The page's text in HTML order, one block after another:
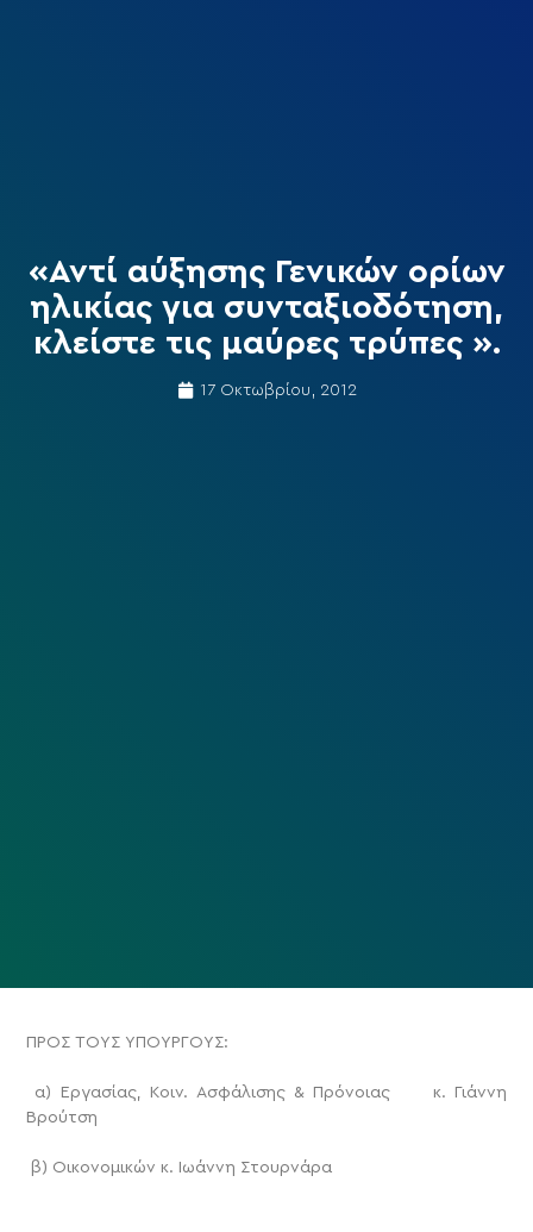
«Αντί αύξησης Γενικών ορίων
ηλικίας για συνταξιοδότηση,
κλείστε τις μαύρες τρύπες ».
17 Οκτωβρίου, 2012
ΠΡΟΣ ΤΟΥΣ ΥΠΟΥΡΓΟΥΣ:
α) Εργασίας, Κοιν. Ασφάλισης & Πρόνοιας κ. Γιάννη
Βρούτση
β) Οικονομικών κ. Ιωάννη Στουρνάρα